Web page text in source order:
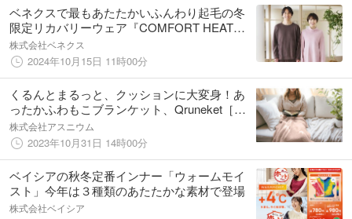
ベネクスで最もあたたかいふんわり起毛の冬
限定リカバリーウェア『COMFORT HEAT』
に新色2色が登場。
株式会社ベネクス
2024年10月15日 11時00分
くるんとまるっと、クッションに大変身！あ
ったかふわもこブランケット、Qruneket［く
るんけっと］新発売！
株式会社アスニウム
2023年10月31日 14時00分
ベイシアの秋冬定番インナー「ウォームモイ
スト」今年は３種類のあたたかな素材で登場
株式会社ベイシア